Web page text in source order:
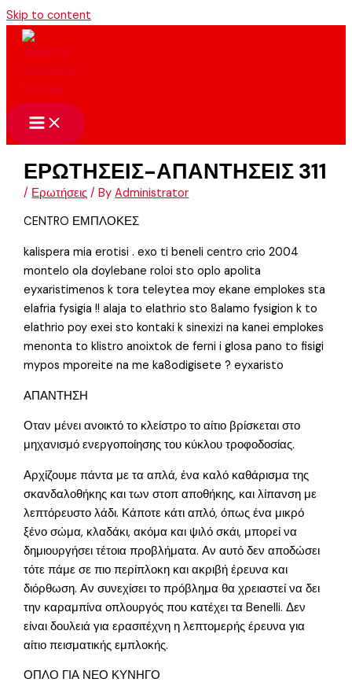
Skip to content
ΕΡΩΤΗΣΕΙΣ-ΑΠΑΝΤΗΣΕΙΣ 311
/ Ερωτήσεις / ByAdministrator
CENTRO ΕΜΠΛΟΚΕΣ
kalispera mia erotisi . exo ti beneli centro crio 2004
montelo ola doylebane roloi sto oplo apolita
eyxaristimenos k tora teleytea moy ekane emplokes sta
elafria fysigia !! alaja to elathrio sto 8alamo fysigion k to
elathrio poy exei sto kontaki k sinexizi na kanei emplokes
menonta to klistro anoixtok de ferni i glosa pano to fisigi
mypos mporeite na me ka8odigisete ? eyxaristo
ΑΠΑΝΤΗΣΗ
Οταν μένει ανοικτό το κλείστρο το αίτιο βρίσκεται στο
μηχανισμό ενεργοποίησης του κύκλου τροφοδοσίας.
Αρχίζουμε πάντα με τα απλά, ένα καλό καθάρισμα της
σκανδαλοθήκης και των στοπ αποθήκης, και λίπανση με
λεπτόρευστο λάδι. Κάποτε κάτι απλό, όπως ένα μικρό
ξένο σώμα, κλαδάκι, ακόμα και ψιλό σκάι, μπορεί να
δημιουργήσει τέτοια προβλήματα. Αν αυτό δεν αποδώσει
τότε πάμε σε πιο περίπλοκη και ακριβή έρευνα και
διόρθωση. Αν συνεχίσει το πρόβλημα θα χρειαστεί να δει
την καραμπίνα οπλουργός που κατέχει τα Benelli. Δεν
είναι δουλειά για ερασιτέχνη η λεπτομερής έρευνα για
αίτιο πεισματικής εμπλοκής.
ΟΠΛΟ ΓΙΑ ΝΕΟ ΚΥΝΗΓΟ